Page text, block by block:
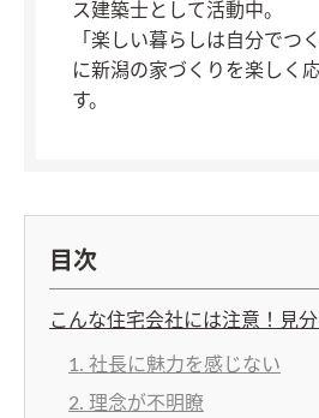
ス建築士として活動中。
「楽しい暮らしは自分でつ
に新潟の家づくりを楽しく
す。
目次
こんな住宅会社には注意！見
1. 社長に魅力を感じない
2. 理念が不明瞭